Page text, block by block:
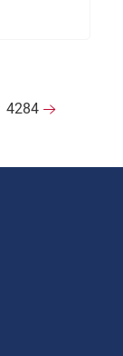
4284